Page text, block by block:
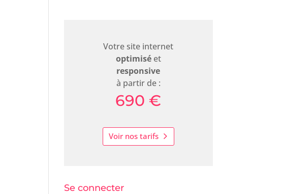
Votre site internet
optimiséet
responsive
à partir de :
690 €
Voir nos tarifs
Se connecter